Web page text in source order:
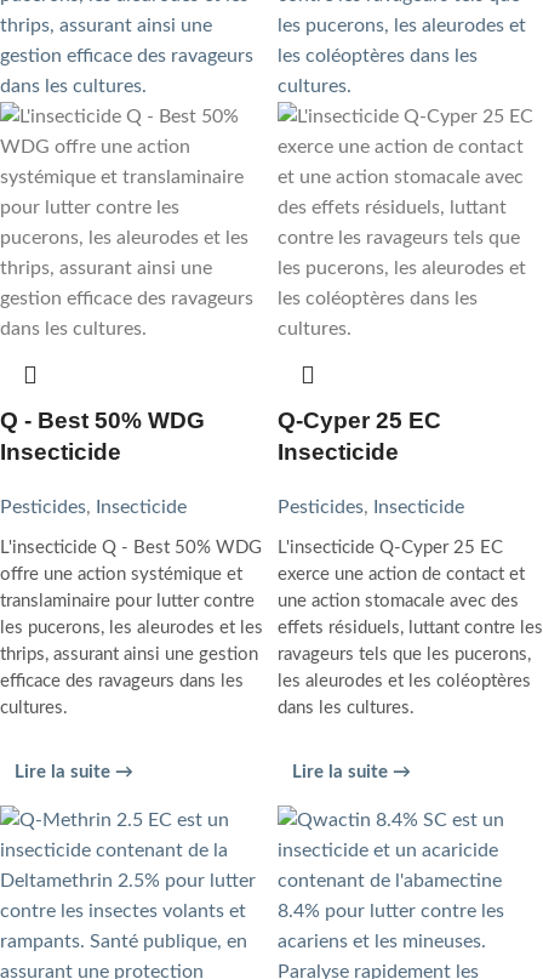
Q - Best 50% WDG
Insecticide
Pesticides, Insecticide
L'insecticide Q - Best 50% WDG
offre une action systémique et
translaminaire pour lutter contre
les pucerons, les aleurodes et les
thrips, assurant ainsi une gestion
efficace des ravageurs dans les
cultures.
Lire la suite →
Q-Cyper 25 EC
Insecticide
Pesticides, Insecticide
L'insecticide Q-Cyper 25 EC
exerce une action de contact et
une action stomacale avec des
effets résiduels, luttant contre les
ravageurs tels que les pucerons,
les aleurodes et les coléoptères
dans les cultures.
Lire la suite →